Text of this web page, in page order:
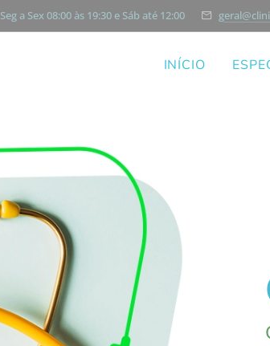
Seg a Sex 08:00 às 19:30 e Sáb até 12:00
INÍCIO